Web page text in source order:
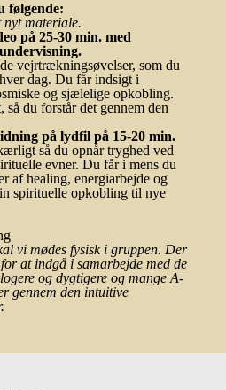
følgende:
nyt materiale.
på 25-30 min. med
vejrtrækningsøvelser, som du
dag. Du får indsigt i
og sjælelige opkobling.
så du forstår det gennem den
på lydfil på 15-20 min.
så du opnår tryghed ved
evner. Du får i mens du
af healing, energiarbejde og
spirituelle opkobling til nye
vi mødes fysisk i gruppen. Der
at indgå i samarbejde med de
og dygtigere og mange A-
gennem den intuitive